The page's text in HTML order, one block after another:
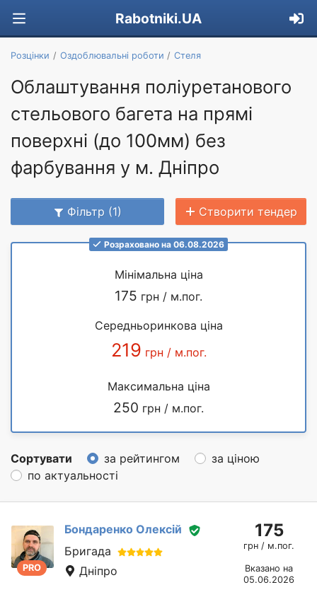
Rabotniki.UA
Розцінки Оздоблювальні роботи Стеля
Облаштування поліуретанового
стельового багета на прямі
поверхні (до 100мм) без
фарбування у м. Дніпро
Фільтр (1) Створити тендер
Розраховано на 06.08.2026
Мінімальна ціна
175 грн / м.пог.
Середньоринкова ціна
219 грн / м.пог.
Максимальна ціна
250 грн / м.пог.
Сортувати за рейтингом
за ціною
по актуальності
PRO
Бондаренко Олексій
Бригада
Дніпро
175
грн / м.пог.
Вказано на
05.06.2026